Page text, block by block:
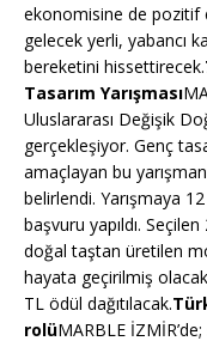
ekonomisine de pozitif
gelecek yerli, yabancı
bereketini hissettirecek.
Tasarım Yarışması
Uluslararası Değişik
gerçekleşiyor. Genç
amaçlayan bu
belirlendi. Yarışmaya
başvuru yapıldı.
doğal taştan üretilen
hayata geçirilmiş
TL ödül dağıtılacak.
rolüMARBLE